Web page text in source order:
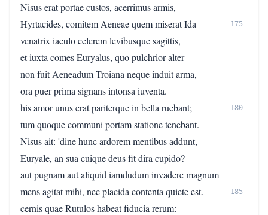
Nisus erat portae custos, acerrimus armis,
Hyrtacides, comitem Aeneae quem miserat Ida
175
venatrix iaculo celerem levibusque sagittis,
et iuxta comes Euryalus, quo pulchrior alter
non fuit Aeneadum Troiana neque induit arma,
ora puer prima signans intonsa iuventa.
his amor unus erat pariterque in bella ruebant;
180
tum quoque communi portam statione tenebant.
Nisus ait: 'dine hunc ardorem mentibus addunt,
Euryale, an sua cuique deus fit dira cupido?
aut pugnam aut aliquid iamdudum invadere magnum
mens agitat mihi, nec placida contenta quiete est.
185
cernis quae Rutulos habeat fiducia rerum: